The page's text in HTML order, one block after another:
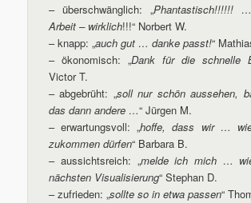
– überschwänglich: „Phantastisch!!!!!!
Arbeit – wirklich!!!“ Norbert W.
– knapp: „auch gut … danke passt!“
– ökonomisch: „Dank für die schnelle
Victor T.
– abgebrüht: „soll nur schön aussehen,
das dann andere …“ Jürgen M.
– erwartungsvoll: „hoffe, dass wir …
zukommen dürfen“ Barbara B.
– aussichtsreich: „melde ich mich …
nächsten Visualisierung“ Stephan D.
– zufrieden: „sollte so in etwa passen“